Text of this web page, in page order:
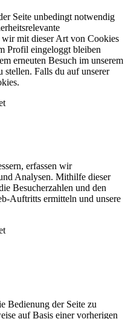
Seite unbedingt notwendig
mit dieser Art von Cookies
Profil eingeloggt bleiben
erneuten Besuch im unserem
stellen. Falls du auf unserer
erfassen wir
Analysen. Mithilfe dieser
Besucherzahlen und den
Auftritts ermitteln und unsere
Bedienung der Seite zu
auf Basis einer vorherigen